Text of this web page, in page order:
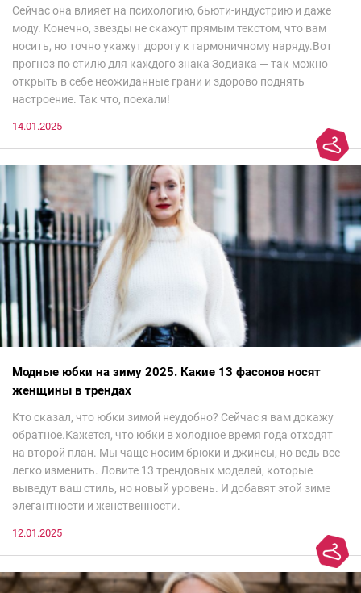
Сейчас она влияет на психологию, бьюти-индустрию и даже
моду. Конечно, звезды не скажут прямым текстом, что вам
носить, но точно укажут дорогу к гармоничному наряду.Вот
прогноз по стилю для каждого знака Зодиака — так можно
открыть в себе неожиданные грани и здорово поднять
настроение. Так что, поехали!
14.01.2025
Модные юбки на зиму 2025. Какие 13 фасонов носят
женщины в трендах
Кто сказал, что юбки зимой неудобно? Сейчас я вам докажу
обратное.Кажется, что юбки в холодное время года отходят
на второй план. Мы чаще носим брюки и джинсы, но ведь все
легко изменить. Ловите 13 трендовых моделей, которые
выведут ваш стиль, но новый уровень. И добавят этой зиме
элегантности и женственности.
12.01.2025